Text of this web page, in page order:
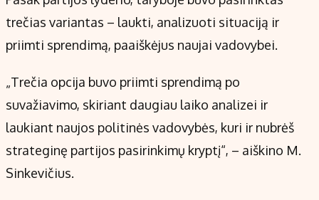
trečias variantas – laukti, analizuoti situaciją ir
priimti sprendimą, paaiškėjus naujai vadovybei.
„Trečia opcija buvo priimti sprendimą po
suvažiavimo, skiriant daugiau laiko analizei ir
laukiant naujos politinės vadovybės, kuri ir nubrėš
strateginę partijos pasirinkimų kryptį“, – aiškino M.
Sinkevičius.